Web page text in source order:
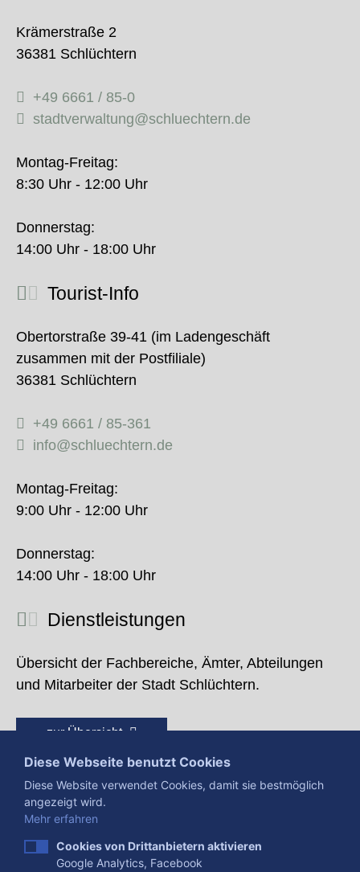
Krämerstraße 2
36381 Schlüchtern
+49 6661 / 85-0
stadtverwaltung@schluechtern.de
Montag-Freitag:
8:30 Uhr - 12:00 Uhr
Donnerstag:
14:00 Uhr - 18:00 Uhr
Tourist-Info
Obertorstraße 39-41 (im Ladengeschäft
zusammen mit der Postfiliale)
36381 Schlüchtern
+49 6661 / 85-361
info@schluechtern.de
Montag-Freitag:
9:00 Uhr - 12:00 Uhr
Donnerstag:
14:00 Uhr - 18:00 Uhr
Dienstleistungen
Übersicht der Fachbereiche, Ämter, Abteilungen
und Mitarbeiter der Stadt Schlüchtern.
zur Übersicht
Diese Webseite benutzt Cookies
Diese Website verwendet Cookies, damit sie bestmöglich
angezeigt wird.
Mehr erfahren
Cookies von Drittanbietern aktivieren
Google Analytics, Facebook